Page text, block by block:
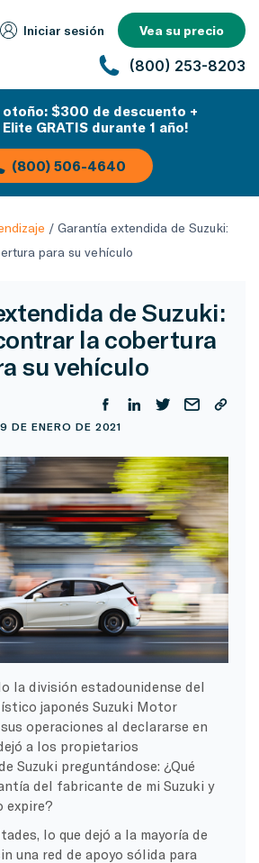
Iniciar sesión Vea su precio
(800) 253-8203
otoño: $300 de descuento +
GRATIS durante 1 año!
(800) 506-4640
/ Garantía extendida de Suzuki:
para su vehículo
de Suzuki:
la cobertura
su vehículo
DE ENERO DE 2021
la división estadounidense del
japonés Suzuki Motor
operaciones al declararse en
a los propietarios
Suzuki preguntándose: ¿Qué
del fabricante de mi Suzuki y
expire?
lo que dejó a la mayoría de
una red de apoyo sólida para